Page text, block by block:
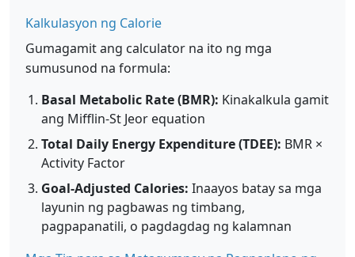
Kalkulasyon ng Calorie
Gumagamit ang calculator na ito ng mga
sumusunod na formula:
Basal Metabolic Rate (BMR): Kinakalkula gamit
ang Mifflin-St Jeor equation
Total Daily Energy Expenditure (TDEE): BMR ×
Activity Factor
Goal-Adjusted Calories: Inaayos batay sa mga
layunin ng pagbawas ng timbang,
pagpapanatili, o pagdagdag ng kalamnan